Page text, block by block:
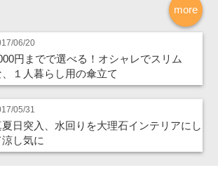
more
06/20
円までで選べる！オシャレでスリム
、１人暮らし用の傘立て
05/31
夏日突入、水回りを大理石インテリアにし
し気に